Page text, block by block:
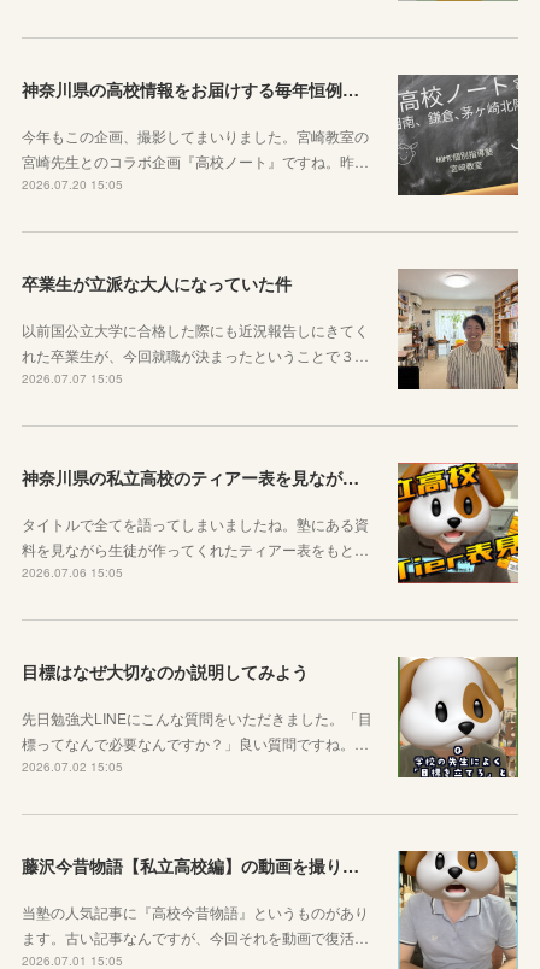
神奈川県の高校情報をお届けする毎年恒例のコラボ企画のお知らせ
今年もこの企画、撮影してまいりました。宮崎教室の
宮崎先生とのコラボ企画『高校ノート』ですね。昨…
2026.07.20 15:05
卒業生が立派な大人になっていた件
以前国公立大学に合格した際にも近況報告しにきてく
れた卒業生が、今回就職が決まったということで３…
2026.07.07 15:05
神奈川県の私立高校のティアー表を見ながら話す動画を作りました！
タイトルで全てを語ってしまいましたね。塾にある資
料を見ながら生徒が作ってくれたティアー表をもと…
2026.07.06 15:05
目標はなぜ大切なのか説明してみよう
先日勉強犬LINEにこんな質問をいただきました。「目
標ってなんで必要なんですか？」良い質問ですね。…
2026.07.02 15:05
藤沢今昔物語【私立高校編】の動画を撮りました！
当塾の人気記事に『高校今昔物語』というものがあり
ます。古い記事なんですが、今回それを動画で復活…
2026.07.01 15:05